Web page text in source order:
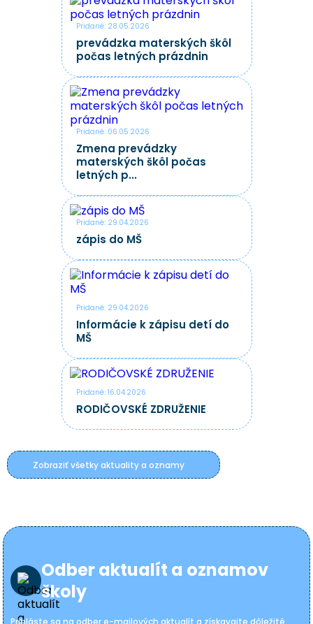
Pridané: 28.05.2026
prevádzka materských škôl
počas letných prázdnin
Pridané: 06.05.2026
Zmena prevádzky
materských škôl počas
letných p...
Pridané: 29.04.2026
zápis do MŠ
Pridané: 29.04.2026
Informácie k zápisu detí do
MŠ
Pridané: 16.04.2026
RODIČOVSKÉ ZDRUŽENIE
Zobraziť všetky aktuality a oznamy
Odber aktualít a oznamov
školy
Prihláste sa na odber e-mailových aktualít a získavajte dôležité